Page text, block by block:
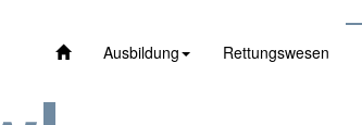
Ausbildung Rettungswesen